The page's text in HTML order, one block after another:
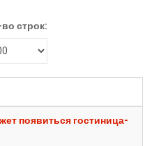
строк:
появиться гостиница-